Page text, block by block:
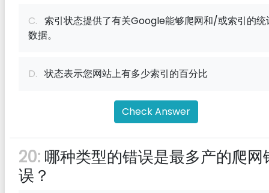
C. 索引状态提供了有关Google能够爬网和/或索引的统
数据。
D. 状态表示您网站上有多少索引的百分比
Check Answer
20: 哪种类型的错误是最多产的爬网
误？